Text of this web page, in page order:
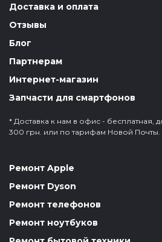
Доставка и оплата
Отзывы
Блог
Партнерам
Интернет-магазин
Запчасти для смартфонов
* Доставка к нам в офис - бесплатная,
300 грн. или по тарифам Новой Почты.
Ремонт Apple
Ремонт Dyson
Ремонт телефонов
Ремонт ноутбуков